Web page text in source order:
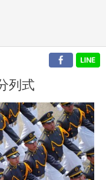
列式